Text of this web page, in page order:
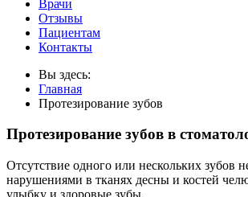
Врачи
Отзывы
Пациентам
Контакты
Вы здесь:
Главная
Протезирование зубов
Протезирование зубов в
Отсутствие одного или нескольких зубов
нарушениями в тканях десны и костей